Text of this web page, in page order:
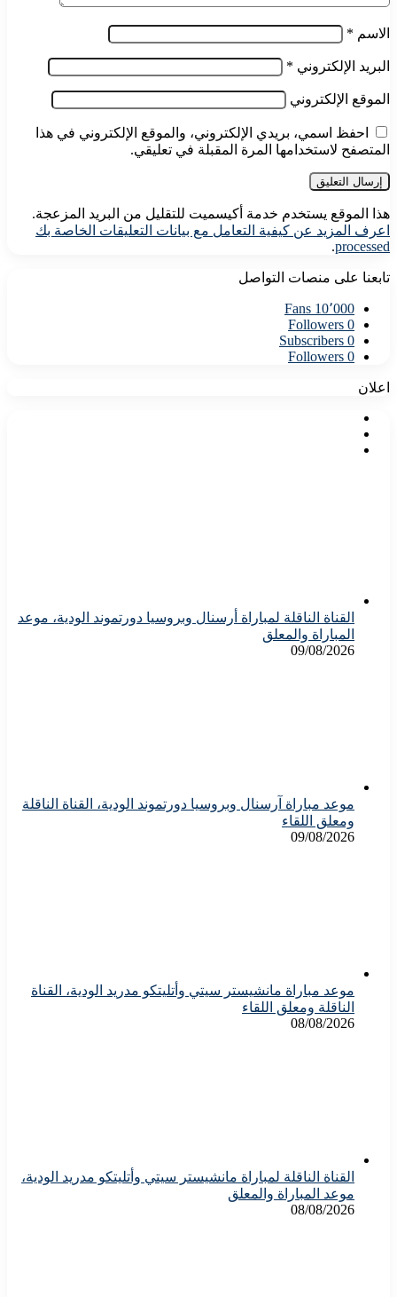
الاسم *
البريد الإلكتروني *
الموقع الإلكتروني
احفظ اسمي، بريدي الإلكتروني، والموقع الإلكتروني في هذا
المتصفح لاستخدامها المرة المقبلة في تعليقي.
هذا الموقع يستخدم خدمة أكيسميت للتقليل من البريد المزعجة.
اعرف المزيد عن كيفية التعامل مع بيانات التعليقات الخاصة بك
processed
.
تابعنا على منصات التواصل
10٬000 Fans
0
Followers
0
Subscribers
0
Followers
اعلان
القناة الناقلة لمباراة أرسنال وبروسيا دورتموند الودية، موعد
المباراة والمعلق
09/08/2026
موعد مباراة آرسنال وبروسيا دورتموند الودية، القناة الناقلة
ومعلق اللقاء
09/08/2026
موعد مباراة مانشيستر سيتي وأتليتكو مدريد الودية، القناة
الناقلة ومعلق اللقاء
08/08/2026
القناة الناقلة لمباراة مانشيستر سيتي وأتليتكو مدريد الودية،
موعد المباراة والمعلق
08/08/2026